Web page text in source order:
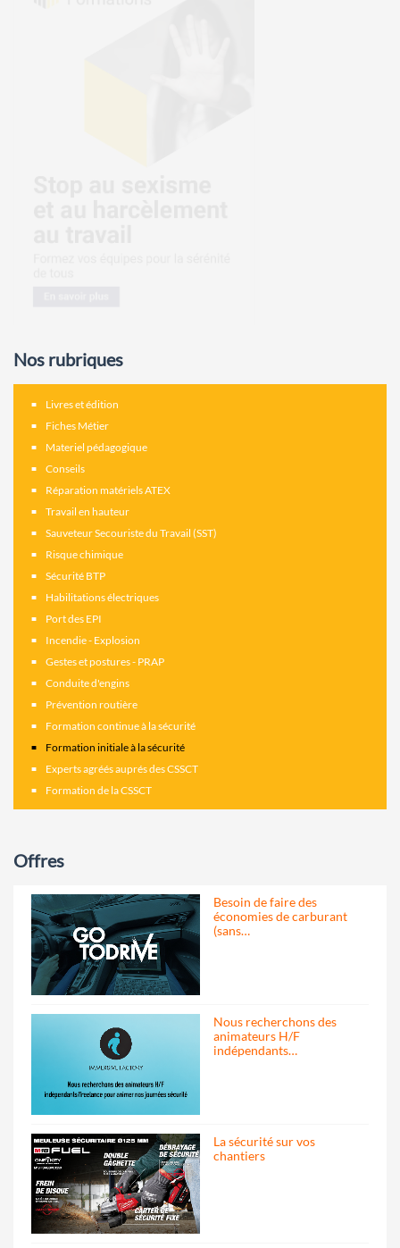
Nos rubriques
Livres et édition
Fiches Métier
Materiel pédagogique
Conseils
Réparation matériels ATEX
Travail en hauteur
Sauveteur Secouriste du Travail (SST)
Risque chimique
Sécurité BTP
Habilitations électriques
Port des EPI
Incendie - Explosion
Gestes et postures - PRAP
Conduite d'engins
Prévention routière
Formation continue à la sécurité
Formation initiale à la sécurité
Experts agréés auprés des CSSCT
Formation de la CSSCT
Offres
Besoin de faire des
économies de carburant
(sans…
Nous recherchons des
animateurs H/F
indépendants…
La sécurité sur vos
chantiers